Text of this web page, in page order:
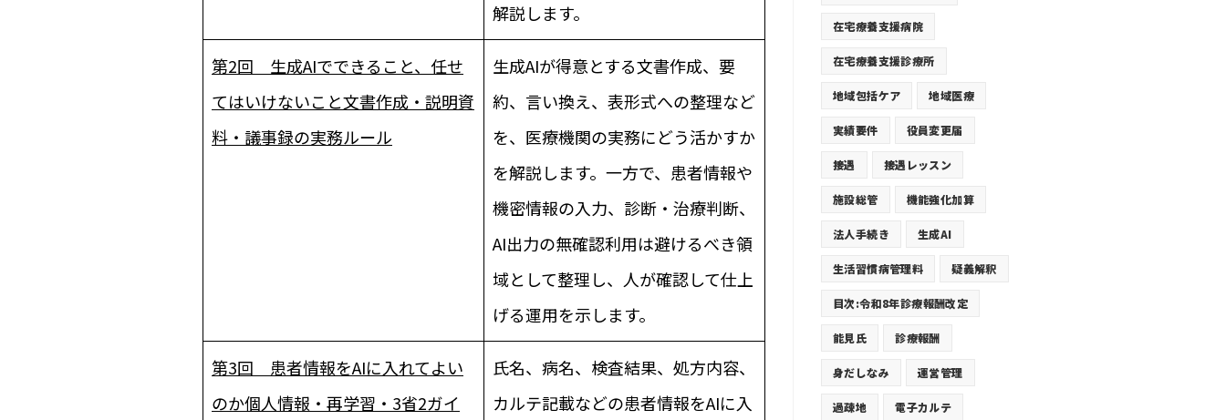
解説します。
第2回 生成AIでできること、任せ
てはいけないこと――文書作成・説明資
料・議事録の実務ルール
生成AIが得意とする文書作成、要
約、言い換え、表形式への整理など
を、医療機関の実務にどう活かすか
を解説します。一方で、患者情報や
機密情報の入力、診断・治療判断、
AI出力の無確認利用は避けるべき領
域として整理し、人が確認して仕上
げる運用を示します。
第3回 患者情報をAIに入れてよい
のか――個人情報・再学習・3省2ガイ
氏名、病名、検査結果、処方内容、
カルテ記載などの患者情報をAIに入
在宅療養支援病院
在宅療養支援診療所
地域包括ケア 地域医療
実績要件 役員変更届
接遇 接遇レッスン
施設総管 機能強化加算
法人手続き 生成AI
生活習慣病管理料 疑義解釈
目次:令和8年診療報酬改定
能見氏 診療報酬
身だしなみ 運営管理
過疎地 電子カルテ